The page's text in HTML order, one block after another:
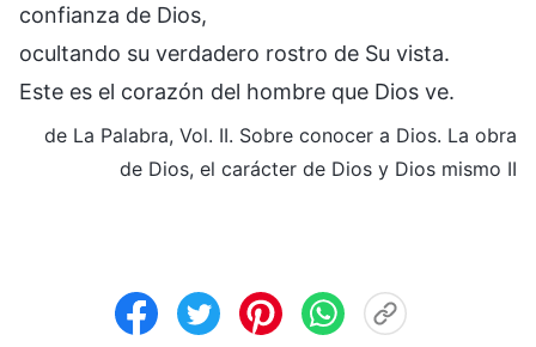
confianza de Dios,
ocultando su verdadero rostro de Su vista.
Este es el corazón del hombre que Dios ve.
de La Palabra, Vol. II. Sobre conocer a Dios. La obra
de Dios, el carácter de Dios y Dios mismo II